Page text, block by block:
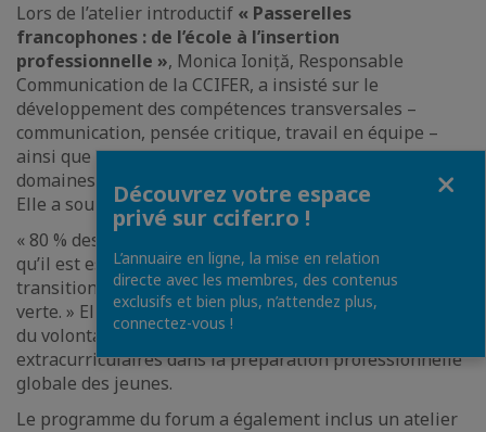
Lors de l’atelier introductif « Passerelles
francophones : de l’école à l’insertion
professionnelle », Monica Ioniță, Responsable
Communication de la CCIFER, a insisté sur le
développement des compétences transversales –
communication, pensée critique, travail en équipe –
ainsi que sur l’urgence de la formation dans les
domaines techniques liés à la transition écologique.
Elle a souligné que :
« 80 % des entreprises membres de la CCIFER estiment
qu’il est essentiel de former leurs collaborateurs à la
transition des communautés vers une économie plus
verte. » Elle a également mis l’accent sur l’importance
du volontariat, des stages et des activités
extracurriculaires dans la préparation professionnelle
globale des jeunes.
Le programme du forum a également inclus un atelier
Découvrez votre espace
privé sur ccifer.ro !
L’annuaire en ligne, la mise en relation
directe avec les membres, des contenus
exclusifs et bien plus, n’attendez plus,
connectez-vous !